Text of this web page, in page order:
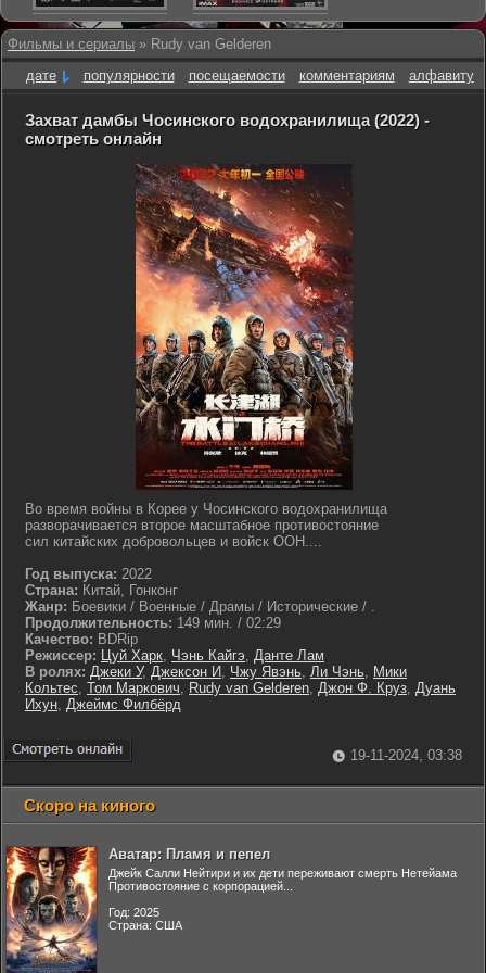
Фильмы и сериалы » Rudy van Gelderen
дате
популярности посещаемости комментариям алфавиту
Захват дамбы Чосинского водохранилища (2022) -
смотреть онлайн
Во время войны в Корее у Чосинского водохранилища
разворачивается второе масштабное противостояние
сил китайских добровольцев и войск ООН....
Год выпуска: 2022
Страна: Китай, Гонконг
Жанр: Боевики / Военные / Драмы / Исторические / .
Продолжительность: 149 мин. / 02:29
Качество: BDRip
Режиссер: Цуй Харк, Чэнь Кайгэ, Данте Лам
В ролях: Джеки У, Джексон И, Чжу Явэнь, Ли Чэнь, Мики
Кольтес, Том Маркович, Rudy van Gelderen, Джон Ф. Круз, Дуань
Ихун, Джеймс Филбёрд
19-11-2024, 03:38
Скоро на киного
Аватар: Пламя и пепел
Джейк Салли Нейтири и их дети переживают смерть Нетейама
Противостояние с корпорацией...
Год: 2025
Страна: США